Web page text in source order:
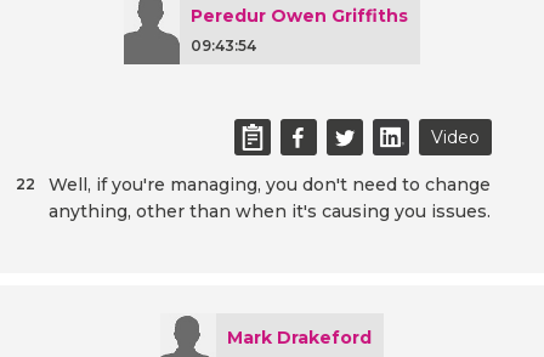
Peredur Owen Griffiths
09:43:54
Video
Well, if you're managing, you don't need to change
anything, other than when it's causing you issues.
22
Mark Drakeford